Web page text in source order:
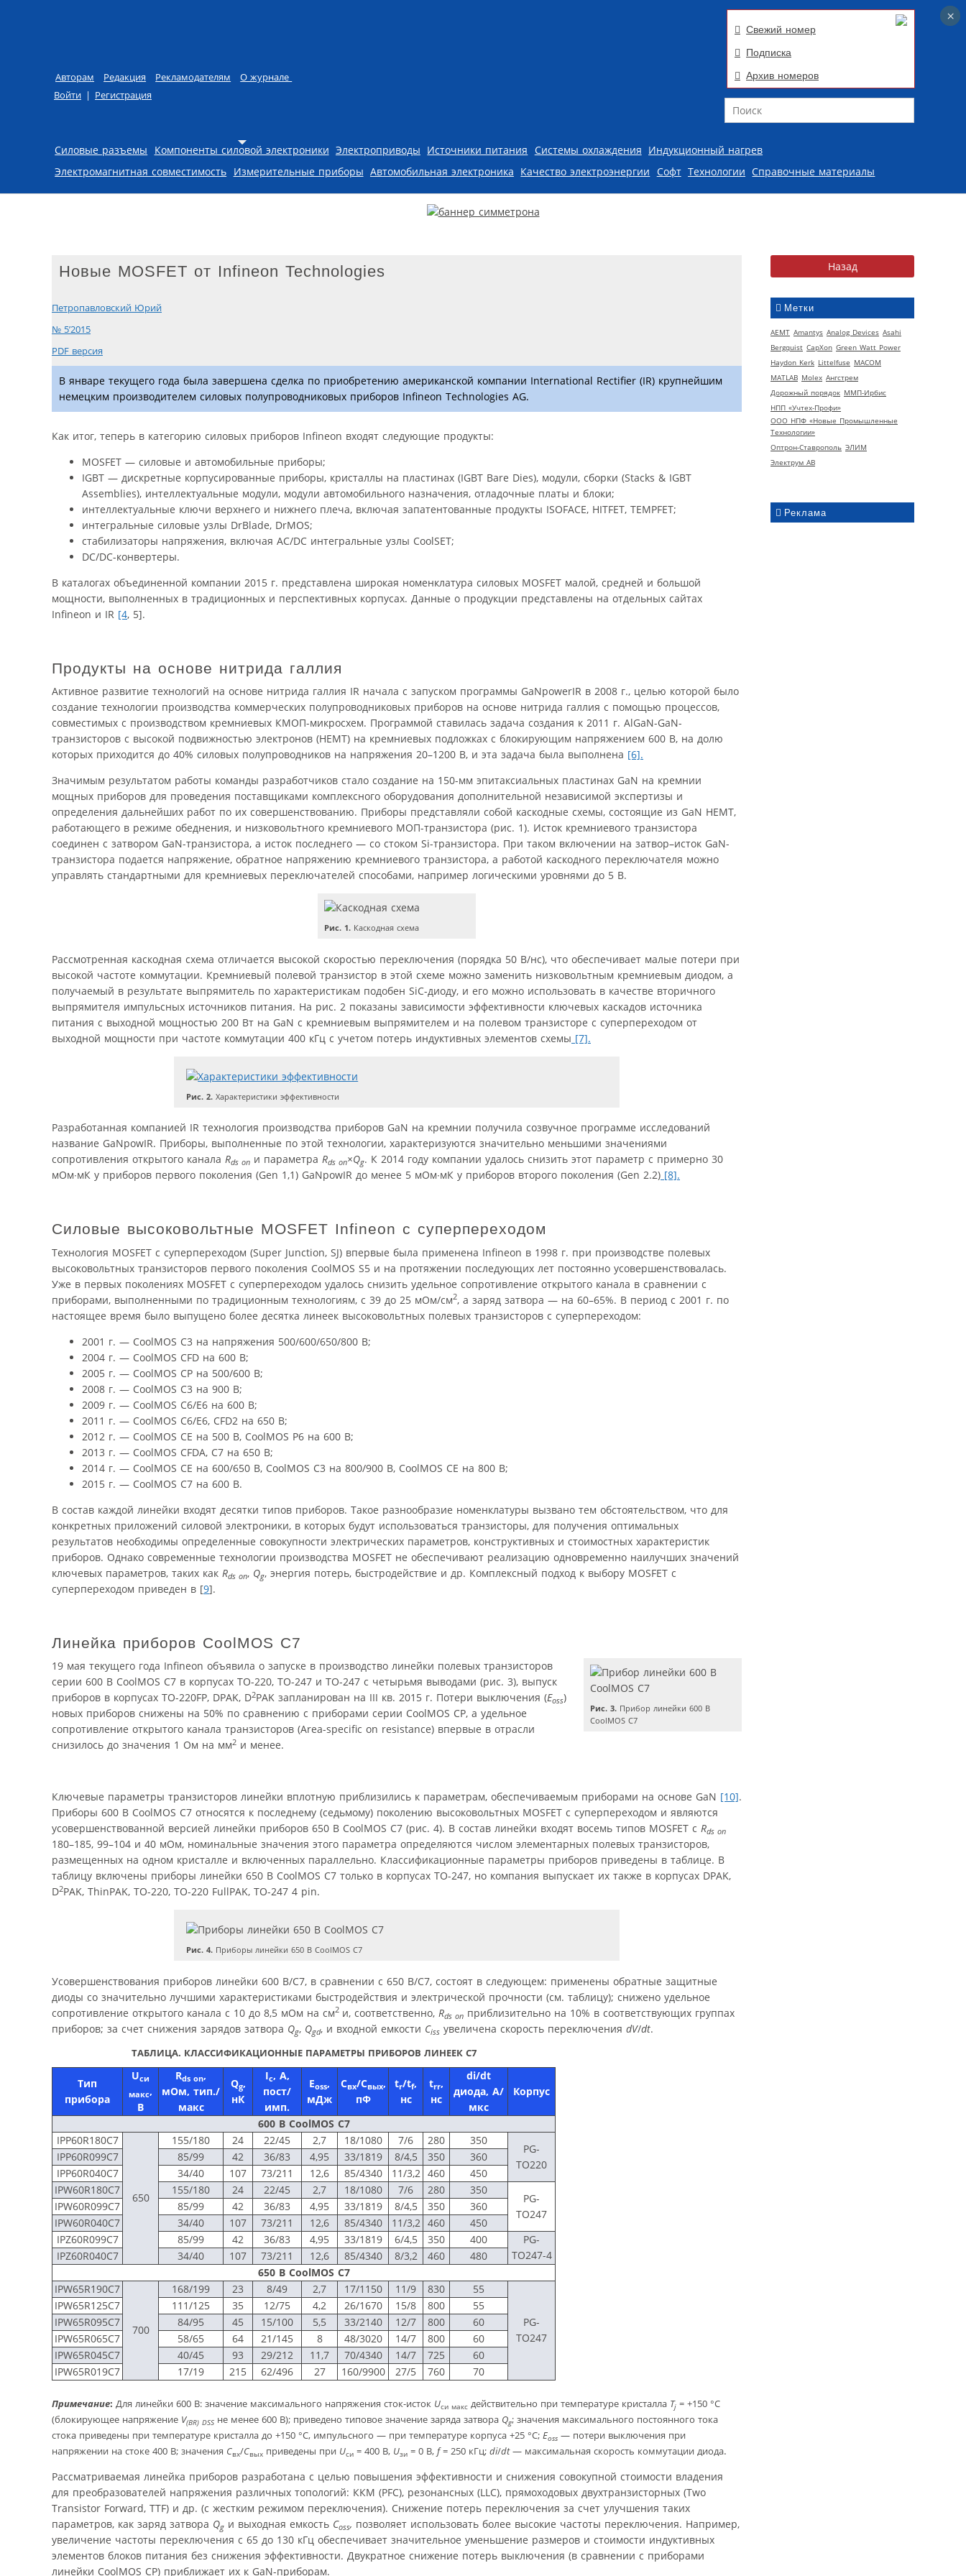
Авторам Редакция Рекламодателям
О журнале
Войти | Регистрация
Свежий номер
Подписка
Архив номеров
Поиск
Skip to content
Силовые разъемы Компоненты силовой электроники Электроприводы Источники питания Системы охлаждения Индукционный нагрев
Электромагнитная совместимость Измерительные приборы Автомобильная электроника Качество электроэнергии Софт Технологии Справочные материалы
Метки
AEMT Amantys Analog Devices Asahi
Bergquist CapXon Green Watt Power
Haydon Kerk Littelfuse MACOM
MATLAB Molex Ангстрем
Дорожный порядок ММП-Ирбис
НПП «Учтех-Профи»
ООО НПФ «Новые Промышленные
Технологии»
Оптрон-Ставрополь ЭЛИМ
Электрум АВ
Реклама
Новые MOSFET от Infineon Technologies
Петропавловский Юрий
№ 5’2015
PDF версия
В январе текущего года была завершена сделка по приобретению американской компании International Rectifier (IR) крупнейшим
немецким производителем силовых полупроводниковых приборов Infineon Technologies AG.
Как итог, теперь в категорию силовых приборов Infineon входят следующие продукты:
MOSFET — силовые и автомобильные приборы;
IGBT — дискретные корпусированные приборы, кристаллы на пластинах (IGBT Bare Dies), модули, сборки (Stacks & IGBT
Assemblies), интеллектуальные модули, модули автомобильного назначения, отладочные платы и блоки;
интеллектуальные ключи верхнего и нижнего плеча, включая запатентованные продукты ISOFACE, HITFET, TEMPFET;
интегральные силовые узлы DrBlade, DrMOS;
стабилизаторы напряжения, включая AC/DC интегральные узлы CoolSET;
DC/DC-конвертеры.
В каталогах объединенной компании 2015 г. представлена широкая номенклатура силовых MOSFET малой, средней и большой
мощности, выполненных в традиционных и перспективных корпусах. Данные о продукции представлены на отдельных сайтах
Infineon и IR [4, 5].
Продукты на основе нитрида галлия
Активное развитие технологий на основе нитрида галлия IR начала с запуском программы GaNpowerIR в 2008 г., целью которой было
создание технологии производства коммерческих полупроводниковых приборов на основе нитрида галлия с помощью процессов,
совместимых с производством кремниевых КМОП-микросхем. Программой ставилась задача создания к 2011 г. AlGaN-GaN-
транзисторов с высокой подвижностью электронов (HEMT) на кремниевых подложках с блокирующим напряжением 600 В, на долю
которых приходится до 40% силовых полупроводников на напряжения 20–1200 В, и эта задача была выполнена [6].
Значимым результатом работы команды разработчиков стало создание на 150-мм эпитаксиальных пластинах GaN на кремнии
мощных приборов для проведения поставщиками комплексного оборудования дополнительной независимой экспертизы и
определения дальнейших работ по их совершенствованию. Приборы представляли собой каскодные схемы, состоящие из GaN HEMT,
работающего в режиме обеднения, и низковольтного кремниевого МОП-транзистора (рис. 1). Исток кремниевого транзистора
соединен с затвором GaN-транзистора, а исток последнего — со стоком Si-транзистора. При таком включении на затвор–исток GaN-
транзистора подается напряжение, обратное напряжению кремниевого транзистора, а работой каскодного переключателя можно
управлять стандартными для кремниевых переключателей способами, например логическими уровнями до 5 В.
Рис. 1. Каскодная схема
Рассмотренная каскодная схема отличается высокой скоростью переключения (порядка 50 В/нс), что обеспечивает малые потери при
высокой частоте коммутации. Кремниевый полевой транзистор в этой схеме можно заменить низковольтным кремниевым диодом, а
получаемый в результате выпрямитель по характеристикам подобен SiC-диоду, и его можно использовать в качестве вторичного
выпрямителя импульсных источников питания. На рис. 2 показаны зависимости эффективности ключевых каскадов источника
питания с выходной мощностью 200 Вт на GaN с кремниевым выпрямителем и на полевом транзисторе с суперпереходом от
выходной мощности при частоте коммутации 400 кГц с учетом потерь индуктивных элементов схемы [7].
Рис. 2. Характеристики эффективности
Разработанная компанией IR технология производства приборов GaN на кремнии получила созвучное программе исследований
название GaNpowIR. Приборы, выполненные по этой технологии, характеризуются значительно меньшими значениями
сопротивления открытого канала Rds on и параметра Rds on×Qg. К 2014 году компании удалось снизить этот параметр с примерно 30
мОм∙мК у приборов первого поколения (Gen 1,1) GaNpowIR до менее 5 мОм∙мК у приборов второго поколения (Gen 2.2) [8].
Силовые высоковольтные MOSFET Infineon с суперпереходом
Технология MOSFET с суперпереходом (Super Junction, SJ) впервые была применена Infineon в 1998 г. при производстве полевых
высоковольтных транзисторов первого поколения CoolMOS S5 и на протяжении последующих лет постоянно усовершенствовалась.
Уже в первых поколениях MOSFET с суперпереходом удалось снизить удельное сопротивление открытого канала в сравнении с
приборами, выполненными по традиционным технологиям, с 39 до 25 мОм/см2, а заряд затвора — на 60–65%. В период с 2001 г. по
настоящее время было выпущено более десятка линеек высоковольтных полевых транзисторов с суперпереходом:
2001 г. — CoolMOS C3 на напряжения 500/600/650/800 В;
2004 г. — CoolMOS CFD на 600 В;
2005 г. — CoolMOS CP на 500/600 В;
2008 г. — CoolMOS C3 на 900 В;
2009 г. — CoolMOS C6/E6 на 600 В;
2011 г. — CoolMOS C6/Е6, CFD2 на 650 В;
2012 г. — CoolMOS CE на 500 В, CoolMOS P6 на 600 В;
2013 г. — CoolMOS CFDA, С7 на 650 В;
2014 г. — CoolMOS CE на 600/650 В, CoolMOS C3 на 800/900 В, CoolMOS СЕ на 800 В;
2015 г. — CoolMOS C7 на 600 В.
В состав каждой линейки входят десятки типов приборов. Такое разнообразие номенклатуры вызвано тем обстоятельством, что для
конкретных приложений силовой электроники, в которых будут использоваться транзисторы, для получения оптимальных
результатов необходимы определенные совокупности электрических параметров, конструктивных и стоимостных характеристик
приборов. Однако современные технологии производства MOSFET не обеспечивают реализацию одновременно наилучших значений
ключевых параметров, таких как Rds on, Qg, энергия потерь, быстродействие и др. Комплексный подход к выбору MOSFET с
суперпереходом приведен в [9].
Линейка приборов CoolMOS C7
Рис. 3. Прибор линейки 600 В
CoolMOS C7
19 мая текущего года Infineon объявила о запуске в производство линейки полевых транзисторов
серии 600 В CoolMOS C7 в корпусах ТО-220, ТО-247 и ТО-247 с четырьмя выводами (рис. 3), выпуск
приборов в корпусах TO-220FP, DPAK, D2PAK запланирован на III кв. 2015 г. Потери выключения (Eoss)
новых приборов снижены на 50% по сравнению с приборами серии CoolMOS CP, а удельное
сопротивление открытого канала транзисторов (Area-specific on resistance) впервые в отрасли
снизилось до значения 1 Ом на мм2 и менее.
Ключевые параметры транзисторов линейки вплотную приблизились к параметрам, обеспечиваемым приборами на основе GaN [10].
Приборы 600 В CoolMOS C7 относятся к последнему (седьмому) поколению высоковольтных MOSFET с суперпереходом и являются
усовершенствованной версией линейки приборов 650 В CoolMOS C7 (рис. 4). В состав линейки входят восемь типов MOSFET с Rds on
180–185, 99–104 и 40 мОм, номинальные значения этого параметра определяются числом элементарных полевых транзисторов,
размещенных на одном кристалле и включенных параллельно. Классификационные параметры приборов приведены в таблице. В
таблицу включены приборы линейки 650 В CoolMOS C7 только в корпусах ТО-247, но компания выпускает их также в корпусах DPAK,
D2PAK, ThinPAK, TO-220, TO-220 FullPAK, TO-247 4 pin.
Рис. 4. Приборы линейки 650 В CoolMOS C7
Усовершенствования приборов линейки 600 В/C7, в сравнении с 650 В/C7, состоят в следующем: применены обратные защитные
диоды со значительно лучшими характеристиками быстродействия и электрической прочности (см. таблицу); снижено удельное
сопротивление открытого канала с 10 до 8,5 мОм на см2 и, соответственно, Rds on приблизительно на 10% в соответствующих группах
приборов; за счет снижения зарядов затвора Qg, Qgd, и входной емкости Ciss увеличена скорость переключения dV/dt.
ТАБЛИЦА. КЛАССИФИКАЦИОННЫЕ ПАРАМЕТРЫ ПРИБОРОВ ЛИНЕЕК С7
Тип
прибора
Uси
макс,
В
Rds on,
мОм, тип./
макс
Qg,
нК
Iс, А,
пост/
имп.
Eoss,
мДж
Свх/Свых,
пФ
tr/tf,
нс
trr,
нс
di/dt
диода, А/
мкс
Корпус
600 В CoolMOS C7
IPP60R180C7
650
155/180 24 22/45 2,7 18/1080 7/6 280 350
PG-
TO220
IPP60R099C7 85/99 42 36/83 4,95 33/1819 8/4,5 350
360
IPP60R040C7
34/40 107 73/211 12,6 85/4340 11/3,2 460
450
IPW60R180C7
155/180 24 22/45 2,7 18/1080 7/6 280 350
PG-
TO247
IPW60R099C7 85/99 42 36/83 4,95 33/1819 8/4,5 350
360
IPW60R040C7
34/40 107 73/211 12,6 85/4340 11/3,2 460
450
IPZ60R099C7
85/99 42 36/83 4,95 33/1819 6/4,5 350 400
PG-
TO247-4
IPZ60R040C7 34/40 107 73/211 12,6 85/4340 8/3,2 460
480
650 В CoolMOS C7
IPW65R190C7
700
168/199 23 8/49 2,7 17/1150 11/9 830 55
PG-
TO247
IPW65R125C7 111/125 35 12/75 4,2 26/1670 15/8 800
55
IPW65R095C7
84/95 45 15/100 5,5 33/2140 12/7 800
60
IPW65R065C7
58/65 64 21/145 8 48/3020 14/7 800
60
IPW65R045C7
40/45 93 29/212 11,7 70/4340 14/7 725
60
IPW65R019C7
17/19 215 62/496 27 160/9900 27/5 760 70
Примечание: Для линейки 600 В: значение максимального напряжения сток-исток Uси макс действительно при температуре кристалла Tj = +150 °С
(блокирующее напряжение V(BR) DSS не менее 600 В); приведено типовое значение заряда затвора Qg; значения максимального постоянного тока
стока приведены при температуре кристалла до +150 °С, импульсного — при температуре корпуса +25 °С; Eoss — потери выключения при
напряжении на стоке 400 В; значения Cвх/Свых приведены при Uси = 400 В, Uзи = 0 В, f= 250 кГц; di/dt— максимальная скорость коммутации диода.
Рассматриваемая линейка приборов разработана с целью повышения эффективности и снижения совокупной стоимости владения
для преобразователей напряжения различных топологий: ККМ (PFC), резонансных (LLC), прямоходовых двухтранзисторных (Two
Transistor Forward, TTF) и др. (с жестким режимом переключения). Снижение потерь переключения за счет улучшения таких
параметров, как заряд затвора Qg и выходная емкость Coss, позволяет использовать более высокие частоты переключения. Например,
увеличение частоты переключения с 65 до 130 кГц обеспечивает значительное уменьшение размеров и стоимости индуктивных
элементов блоков питания без снижения эффективности. Двукратное снижение потерь выключения (в сравнении с приборами
линейки CoolMOS CP) приближает их к GaN-приборам.
×
×